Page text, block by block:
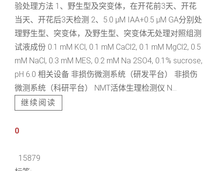
验处理方法 1、野生型及突变体，在开花前3天、开花
当天、开花后3天检测 2、5.0 μM IAA+0.5 μM GA分别处
理野生型、突变体，及野生型、突变体无处理对照组测
试液成份 0.1 mM KCl, 0.1 mM CaCl2, 0.1 mM MgCl2, 0.5
mM NaCl, 0.3 mM MES, 0.2 mM Na 2SO4, 0.1% sucrose,
pH 6.0 相关设备 非损伤微测系统（研发平台） 非损伤
微测系统（科研平台） NMT活体生理检测仪 N...
继续阅读
0
15879